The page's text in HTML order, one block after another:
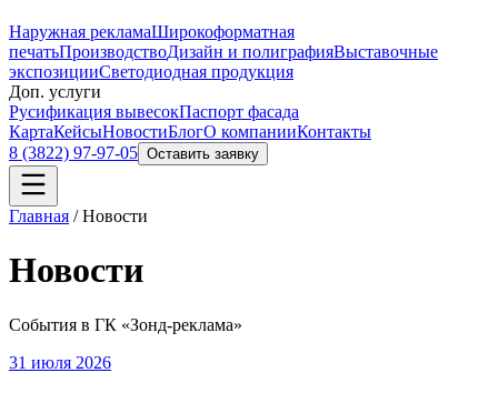
Наружная рекламаШирокоформатная
печатьПроизводствоДизайн и полиграфияВыставочные
экспозицииСветодиодная продукция
Доп. услуги
Русификация вывесокПаспорт фасада
КартаКейсыНовостиБлогО компанииКонтакты
8 (3822) 97-97-05 Оставить заявку
Главная /Новости
Новости
События в ГК «Зонд-реклама»
31 июля 2026